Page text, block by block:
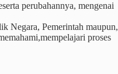
perubahannya, mengenai
Negara, Pemerintah maupun,
proses